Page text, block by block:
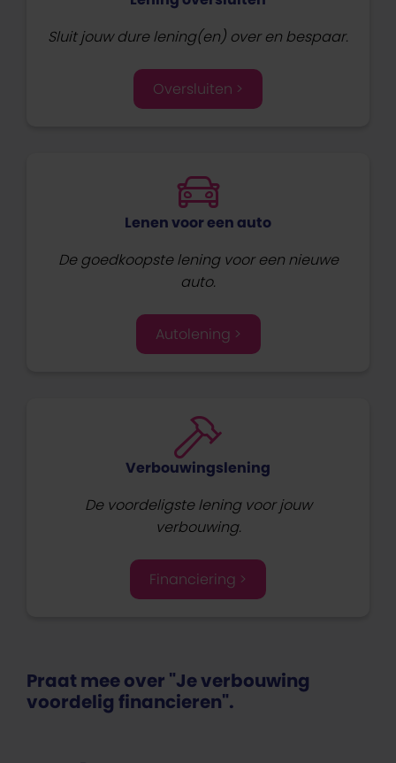
Sluit jouw dure lening(en) over en bespaar.
Oversluiten >
Lenen voor een auto
De goedkoopste lening voor een nieuwe
auto.
Autolening >
Verbouwingslening
De voordeligste lening voor jouw
verbouwing.
Financiering >
Praat mee over "Je verbouwing
voordelig financieren".